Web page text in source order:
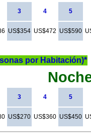
3 4 5
US$354 US$472 US$590
por Habitación)*
3 4 5
US$270 US$360 US$450